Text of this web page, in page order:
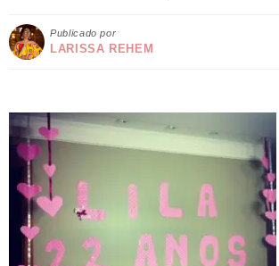
Publicado por
LARISSA REHEM